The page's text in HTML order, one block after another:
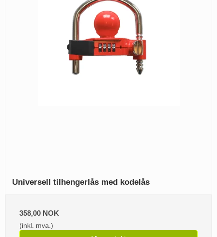
Universell tilhengerlås med kodelås
358,00 NOK
(inkl. mva.)